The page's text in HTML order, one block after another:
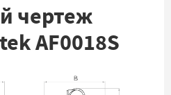
чертеж
AF0018S